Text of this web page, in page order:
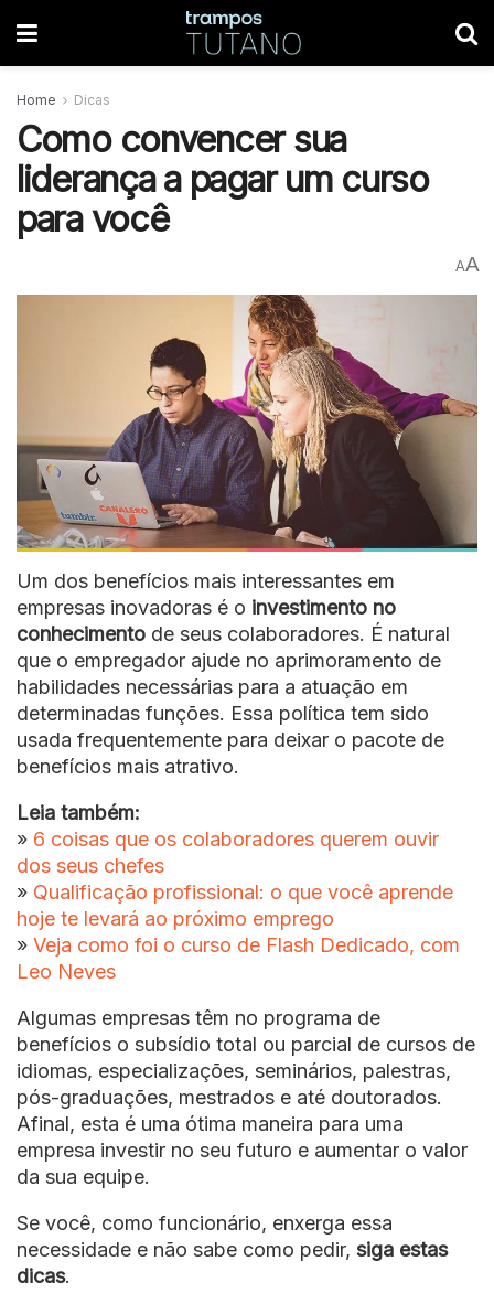
Home Dicas
Como convencer sua
liderança a pagar um curso
para você
AA
Um dos benefícios mais interessantes em
empresas inovadoras é o investimento no
conhecimento de seus colaboradores. É natural
que o empregador ajude no aprimoramento de
habilidades necessárias para a atuação em
determinadas funções. Essa política tem sido
usada frequentemente para deixar o pacote de
benefícios mais atrativo.
Leia também:
» 6 coisas que os colaboradores querem ouvir
dos seus chefes
» Qualificação profissional: o que você aprende
hoje te levará ao próximo emprego
» Veja como foi o curso de Flash Dedicado, com
Leo Neves
Algumas empresas têm no programa de
benefícios o subsídio total ou parcial de cursos de
idiomas, especializações, seminários, palestras,
pós-graduações, mestrados e até doutorados.
Afinal, esta é uma ótima maneira para uma
empresa investir no seu futuro e aumentar o valor
da sua equipe.
Se você, como funcionário, enxerga essa
necessidade e não sabe como pedir, siga estas
dicas.